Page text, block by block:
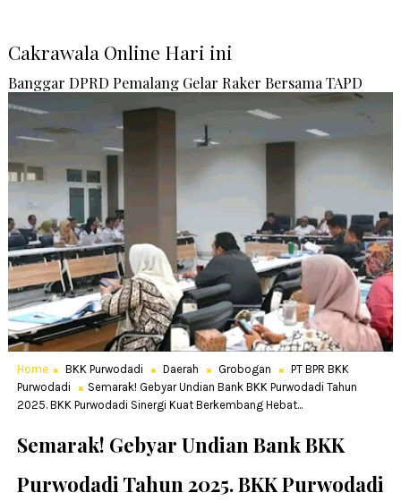
Cakrawala Online Hari ini
Banggar DPRD Pemalang Gelar Raker Bersama TAPD
Home BKK Purwodadi Daerah Grobogan
PT BPR BKK
Purwodadi
Semarak! Gebyar Undian Bank BKK Purwodadi Tahun
2025. BKK Purwodadi Sinergi Kuat Berkembang Hebat...
Semarak! Gebyar Undian Bank BKK
Purwodadi Tahun 2025. BKK Purwodadi